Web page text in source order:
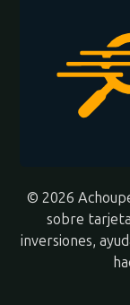
© 2026
sobre
inversiones,